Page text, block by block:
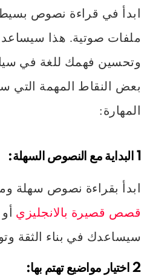
ابدأ في قراءة نصوص
ملفات صوتية. هذا
وتحسين فهمك للغة في
بعض النقاط المهمة التي
المهارة:
1 البداية مع النصوص السهلة:
ابدأ بقراءة نصوص سهلة
قصص قصيرة بالانجليزي
سيساعدك في بناء الثقة
2 اختيار مواضيع تهتم بها: